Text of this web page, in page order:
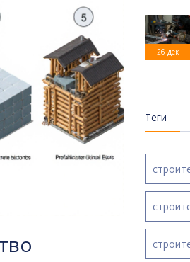
26 дек
Теги